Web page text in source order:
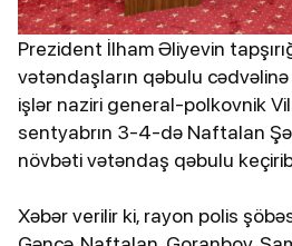
Prezident İlham Əliyevin
vətəndaşların qəbulu
işlər naziri general-polkovnik
sentyabrın 3-4-də Naftalan
növbəti vətəndaş qəbulu
Xəbər verilir ki, rayon polis